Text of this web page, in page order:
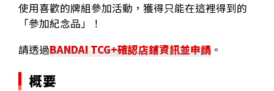
使用喜歡的牌組參加活動，獲得只能在這裡得到的
「參加紀念品」！
請透過BANDAI TCG+確認店鋪資訊並申請。
概要